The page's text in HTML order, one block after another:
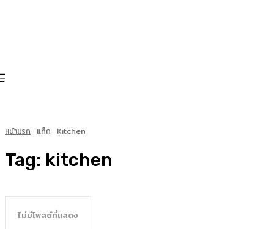
หน้าแรก แท็ก Kitchen
Tag: kitchen
ไม่มีโพสต์ที่แสดง